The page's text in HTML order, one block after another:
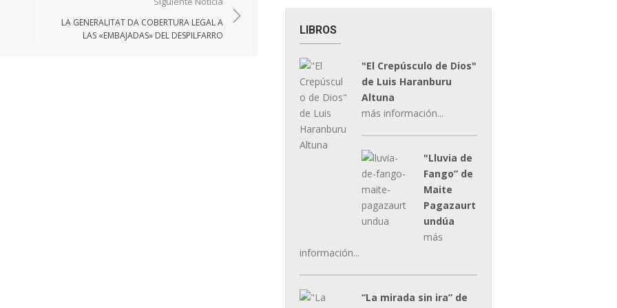
LA GENERALITAT DA COBERTURA LEGAL A
LAS «EMBAJADAS» DEL DESPILFARRO
LIBROS
"El Crepúsculo de Dios"
de Luis Haranburu
Altuna
más información...
"Lluvia de
Fango” de
Maite
Pagazaurt
undúa
más
información...
“La mirada sin ira” de